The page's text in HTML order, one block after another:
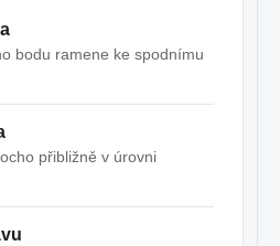
bodu ramene ke spodnímu
přibližně v úrovni